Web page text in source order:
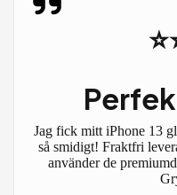
Jag fick mitt iPhone 13
så smidigt! Fraktfri
använder de